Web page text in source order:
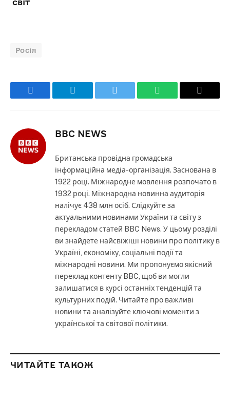
Росія
Facebook Telegram Twitter WhatsApp Email
BBC NEWS
Британська провідна громадська
інформаційна медіа-організація. Заснована в
1922 році. Міжнародне мовлення розпочато в
1932 році. Міжнародна новинна аудиторія
налічує 438 млн осіб. Слідкуйте за
актуальними новинами України та світу з
перекладом статей BBC News. У цьому розділі
ви знайдете найсвіжіші новини про політику в
Україні, економіку, соціальні події та
міжнародні новини. Ми пропонуємо якісний
переклад контенту BBC, щоб ви могли
залишатися в курсі останніх тенденцій та
культурних подій. Читайте про важливі
новини та аналізуйте ключові моменти з
української та світової політики.
ЧИТАЙТЕ ТАКОЖ